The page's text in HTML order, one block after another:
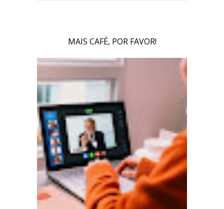
MAIS CAFÉ, POR FAVOR!